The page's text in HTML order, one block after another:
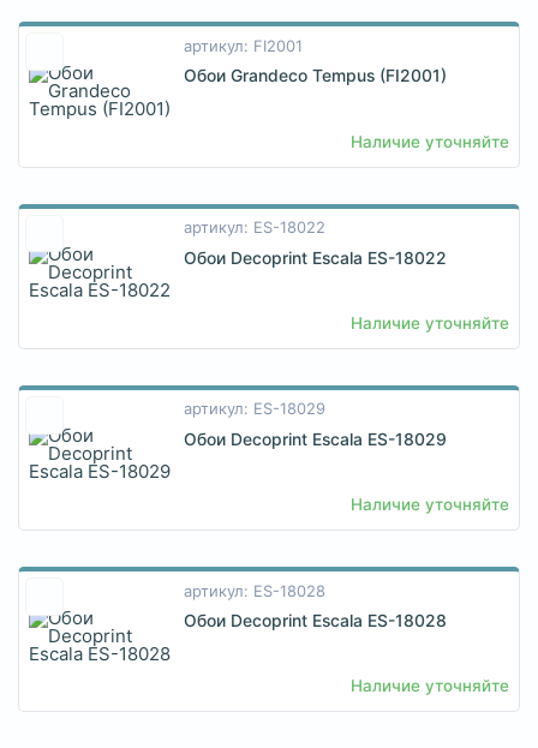
артикул: FI2001
Обои Grandeco Tempus (FI2001)
Наличие уточняйте
артикул: ES-18022
Обои Decoprint Escala ES-18022
Наличие уточняйте
артикул: ES-18029
Обои Decoprint Escala ES-18029
Наличие уточняйте
артикул: ES-18028
Обои Decoprint Escala ES-18028
Наличие уточняйте